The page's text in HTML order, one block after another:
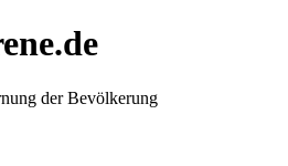
der Bevölkerung